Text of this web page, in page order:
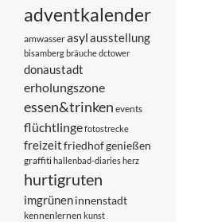
adventkalender
amwasserasylausstellung
bisambergbräuchedctower
donaustadt
erholungszone
essen&trinken events
flüchtlingefotostrecke
freizeitfriedhofgenießen
graffitihallenbad-diariesherz
hurtigruten
imgrüneninnenstadt
kennenlernen kunst